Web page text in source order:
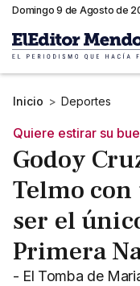
Domingo 9 de Agosto de
Inicio > Deportes
Quiere estirar su
Godoy
Telmo
ser el
Primera
- El Tomba de